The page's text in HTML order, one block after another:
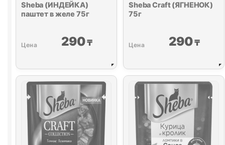
Sheba (ИНДЕЙКА)
паштет в желе 75г
290₸
Sheba Craft (ЯГНЕНОК)
75г
290₸